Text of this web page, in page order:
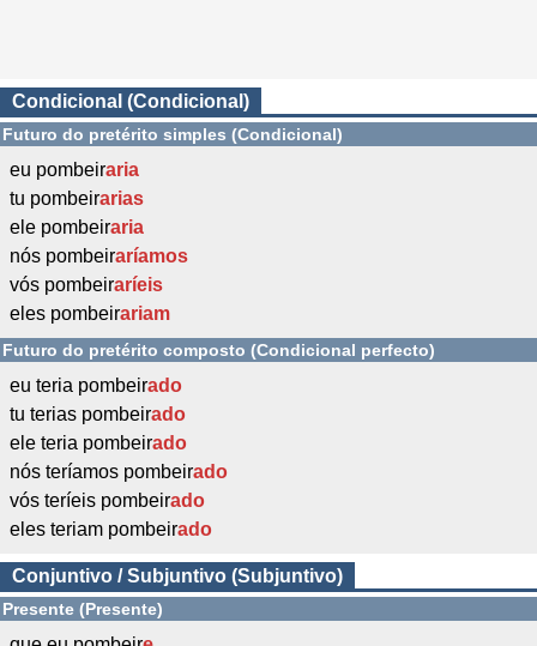
Condicional (Condicional)
Futuro do pretérito simples (Condicional)
eu pombeiraria
tu pombeirarias
ele pombeiraria
nós pombeiraríamos
vós pombeiraríeis
eles pombeirariam
Futuro do pretérito composto (Condicional perfecto)
eu teria pombeirado
tu terias pombeirado
ele teria pombeirado
nós teríamos pombeirado
vós teríeis pombeirado
eles teriam pombeirado
Conjuntivo / Subjuntivo (Subjuntivo)
Presente (Presente)